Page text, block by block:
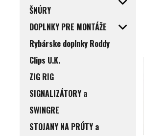
ŠNÚRY
DOPLNKY PRE MONTÁŽE
Rybárske doplnky Roddy
Clips U.K.
ZIG RIG
SIGNALIZÁTORY a
SWINGRE
STOJANY NA PRÚTY a